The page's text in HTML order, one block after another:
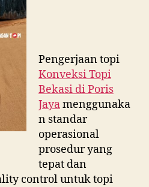
Pengerjaan topi
Konveksi Topi
Bekasi diPoris
Jayamenggunaka
n standar
operasional
prosedur yang
tepat dan
control untuk topi